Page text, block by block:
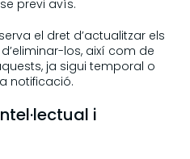
previ avís.
el dret d’actualitzar els
los, així com de
ja sigui temporal o
notificació.
i